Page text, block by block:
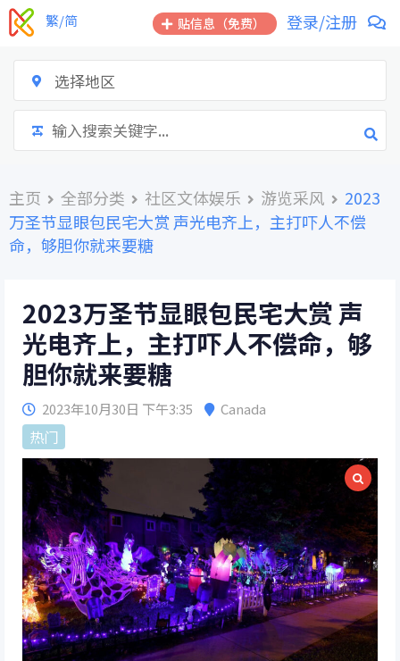
跳
到
贴信息（免费） 登录/注册
繁/简
选择地区
主页 全部分类 社区文体娱乐 游览采风
2023
万圣节显眼包民宅大赏 声光电齐上，主打吓人不偿
命，够胆你就来要糖
2023万圣节显眼包民宅大赏 声
光电齐上，主打吓人不偿命，够
胆你就来要糖
2023年10月30日 下午3:35 Canada
热门